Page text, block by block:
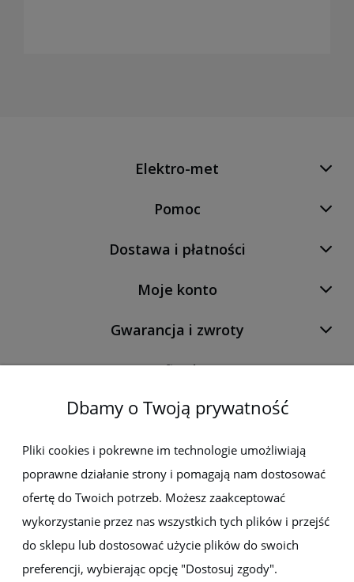
Elektro-met
Pomoc
Dostawa i płatności
Moje konto
Gwarancja i zwroty
O firmie
Newsletter
Zapisz się do newslettera, aby być na bieżąco z nowościami i
promocjami
Dbamy o Twoją prywatność
Pliki cookies i pokrewne im technologie umożliwiają
poprawne działanie strony i pomagają nam dostosować
ofertę do Twoich potrzeb. Możesz zaakceptować
wykorzystanie przez nas wszystkich tych plików i przejść
do sklepu lub dostosować użycie plików do swoich
preferencji, wybierając opcję "Dostosuj zgody".